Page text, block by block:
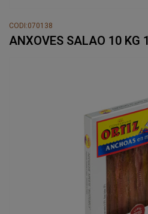
CODI:070138
ANXOVES SALAO 10 KG